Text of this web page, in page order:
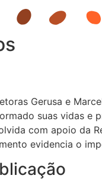
Gerusa e
suas vidas e
com apoio da
evidencia o